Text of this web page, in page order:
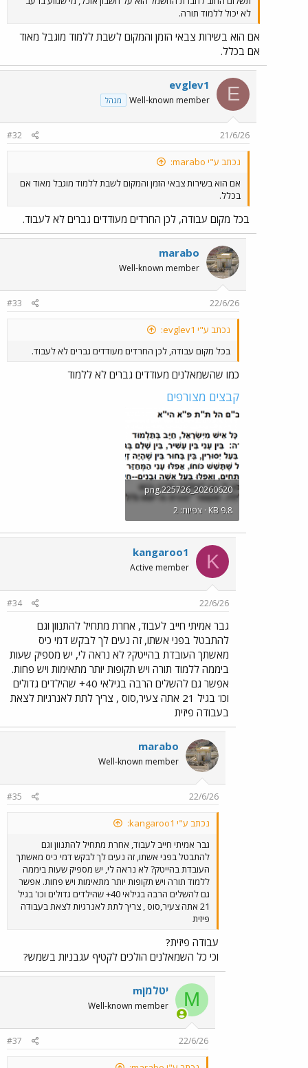
לא יכול ללמוד תורה.
אם הוא בשירות צבאי הזמן והמקום לשבת ללמוד מוגבל מאוד
אם בכלל.
E
evglev1
Well-known member מנהל
21/6/26
#32
נכתב ע"י marabo:
אם הוא בשירות צבאי הזמן והמקום לשבת ללמוד מוגבל מאוד אם
בכלל.
בכל מקום עבודה, לכן החרדים מעודדים גברים לא לעבוד.
marabo
Well-known member
22/6/26
#33
נכתב ע"י evglev1:
בכל מקום עבודה, לכן החרדים מעודדים גברים לא לעבוד.
כמו שהשמאלנים מעודדים גברים לא ללמוד
קבצים מצורפים
20260620_225726.png
KB 9.8 · צפיות: 2
K
kangaroo1
Active member
22/6/26
#34
גבר אמיתי חייב לעבוד, אחרת מתחיל להתנוון וגם
להתבטל בפני אשתו, זה נעים לך לבקש דמי כיס
מאשתך העובדת בהייטק? לא נראה לי, יש מספיק שעות
ביממה ללמוד תורה ויש תקופות יותר מתאימות ויש פחות.
אפשר גם להשלים הרבה בגילאי 40+ שהילדים גדולים
וכו' בגיל 21 אתה צעיר,סוס , צריך לתת לאנרגיות לצאת
בעבודה פיזית
marabo
Well-known member
22/6/26
#35
נכתב ע"י kangaroo1:
גבר אמיתי חייב לעבוד, אחרת מתחיל להתנוון וגם
להתבטל בפני אשתו, זה נעים לך לבקש דמי כיס מאשתך
העובדת בהייטק? לא נראה לי, יש מספיק שעות ביממה
ללמוד תורה ויש תקופות יותר מתאימות ויש פחות. אפשר
גם להשלים הרבה בגילאי 40+ שהילדים גדולים וכו' בגיל
21 אתה צעיר,סוס , צריך לתת לאנרגיות לצאת בעבודה
פיזית
עבודה פיזית?
וכי כל השמאלנים הולכים לקטיף עגבניות בשמש?
M mיטלמן
Well-known member
22/6/26
#37